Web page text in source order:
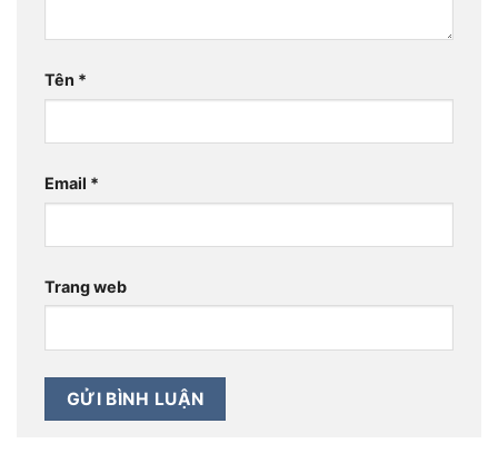
Tên *
Email *
Trang web